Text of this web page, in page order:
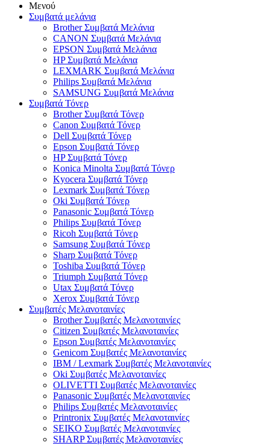
Μενού
Συμβατά μελάνια
Brother Συμβατά Μελάνια
CANON Συμβατά Μελάνια
EPSON Συμβατά Μελάνια
HP Συμβατά Μελάνια
LEXMARK Συμβατά Μελάνια
Philips Συμβατά Μελάνια
SAMSUNG Συμβατά Μελάνια
Συμβατά Τόνερ
Brother Συμβατά Τόνερ
Canon Συμβατά Τόνερ
Dell Συμβατά Τόνερ
Epson Συμβατά Τόνερ
HP Συμβατά Τόνερ
Konica Minolta Συμβατά Τόνερ
Kyocera Συμβατά Τόνερ
Lexmark Συμβατά Τόνερ
Oki Συμβατά Τόνερ
Panasonic Συμβατά Τόνερ
Philips Συμβατά Τόνερ
Ricoh Συμβατά Τόνερ
Samsung Συμβατά Τόνερ
Sharp Συμβατά Τόνερ
Toshiba Συμβατά Τόνερ
Triumph Συμβατά Τόνερ
Utax Συμβατά Τόνερ
Xerox Συμβατά Τόνερ
Συμβατές Μελανοταινίες
Brother Συμβατές Μελανοταινίες
Citizen Συμβατές Μελανοταινίες
Epson Συμβατές Μελανοταινίες
Genicom Συμβατές Μελανοταινίες
IBM / Lexmark Συμβατές Μελανοταινίες
Oki Συμβατές Μελανοταινίες
OLIVETTI Συμβατές Μελανοταινίες
Panasonic Συμβατές Μελανοταινίες
Philips Συμβατές Μελανοταινίες
Printronix Συμβατές Μελανοταινίες
SEIKO Συμβατές Μελανοταινίες
SHARP Συμβατές Μελανοταινίες